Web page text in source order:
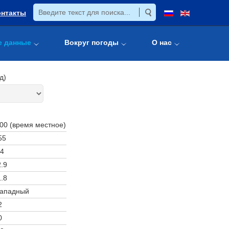
данные Вокруг погоды О нас
(время местное)